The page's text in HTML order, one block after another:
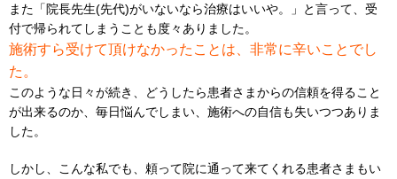
また「院長先生(先代)がいないなら治療はいいや。」と言って、受
付で帰られてしまうことも度々ありました。
施術すら受けて頂けなかったことは、非常に辛いことでし
た。
このような日々が続き、どうしたら患者さまからの信頼を得ること
が出来るのか、毎日悩んでしまい、施術への自信も失いつつありま
した。
しかし、こんな私でも、頼って院に通って来てくれる患者さまもい